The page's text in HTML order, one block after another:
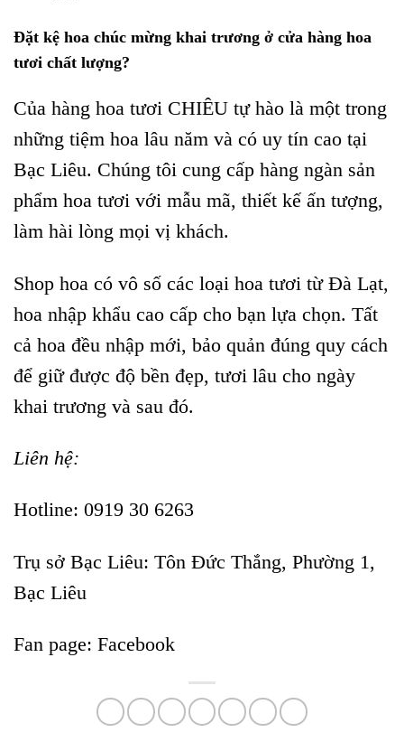
Đặt kệ hoa chúc mừng khai trương ở cửa hàng hoa
tươi chất lượng?
Của hàng hoa tươi CHIÊU tự hào là một trong
những tiệm hoa lâu năm và có uy tín cao tại
Bạc Liêu. Chúng tôi cung cấp hàng ngàn sản
phẩm hoa tươi với mẫu mã, thiết kế ấn tượng,
làm hài lòng mọi vị khách.
Shop hoa có vô số các loại hoa tươi từ Đà Lạt,
hoa nhập khẩu cao cấp cho bạn lựa chọn. Tất
cả hoa đều nhập mới, bảo quản đúng quy cách
để giữ được độ bền đẹp, tươi lâu cho ngày
khai trương và sau đó.
Liên hệ:
Hotline: 0919 30 6263
Trụ sở Bạc Liêu: Tôn Đức Thắng, Phường 1,
Bạc Liêu
Fan page: Facebook